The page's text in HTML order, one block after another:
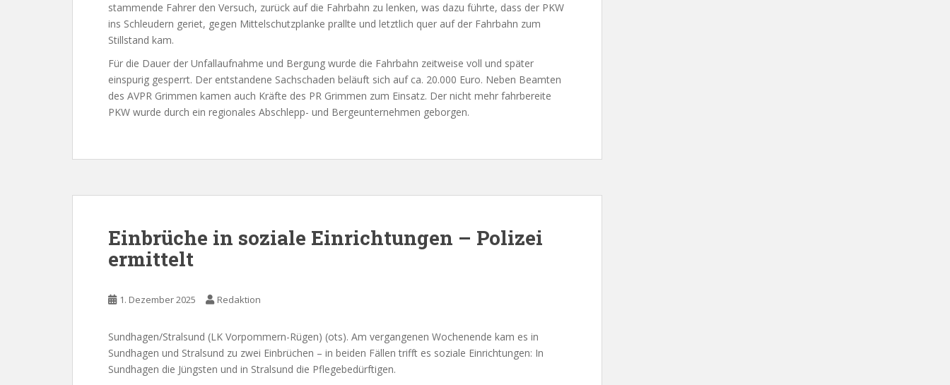
stammende Fahrer den Versuch, zurück auf die Fahrbahn zu lenken, was dazu führte, dass der PKW
ins Schleudern geriet, gegen Mittelschutzplanke prallte und letztlich quer auf der Fahrbahn zum
Stillstand kam.
Für die Dauer der Unfallaufnahme und Bergung wurde die Fahrbahn zeitweise voll und später
einspurig gesperrt. Der entstandene Sachschaden beläuft sich auf ca. 20.000 Euro. Neben Beamten
des AVPR Grimmen kamen auch Kräfte des PR Grimmen zum Einsatz. Der nicht mehr fahrbereite
PKW wurde durch ein regionales Abschlepp- und Bergeunternehmen geborgen.
Einbrüche in soziale Einrichtungen – Polizei
ermittelt
1. Dezember 2025 Redaktion
Sundhagen/Stralsund (LK Vorpommern-Rügen) (ots). Am vergangenen Wochenende kam es in
Sundhagen und Stralsund zu zwei Einbrüchen – in beiden Fällen trifft es soziale Einrichtungen: In
Sundhagen die Jüngsten und in Stralsund die Pflegebedürftigen.